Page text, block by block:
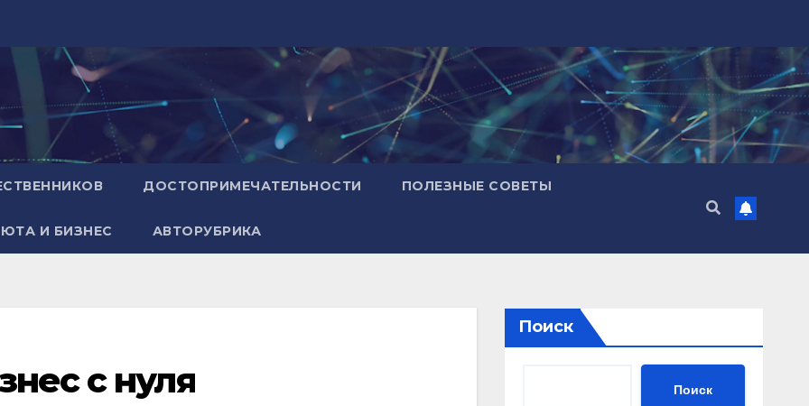
ДОСТОПРИМЕЧАТЕЛЬНОСТИ ПОЛЕЗНЫЕ СОВЕТЫ
И БИЗНЕС АВТОРУБРИКА
с нуля
Поиск
Поиск